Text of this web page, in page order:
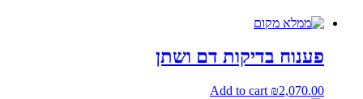
פענוח בדיקות דם ושתן
₪2,070.00
Add to cart